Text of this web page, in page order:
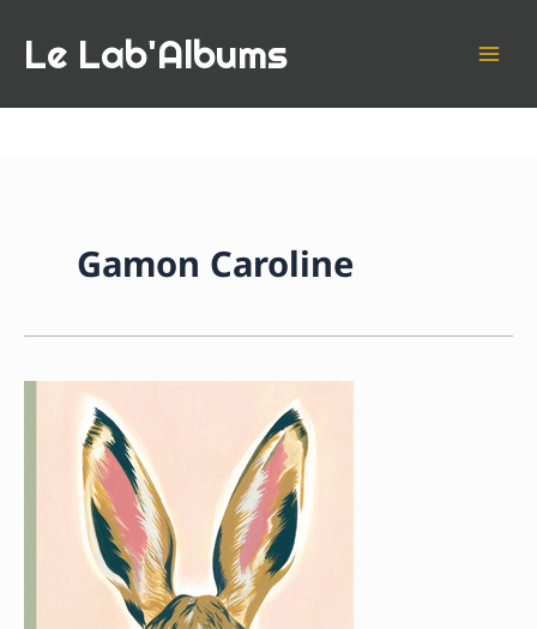
contenu
Le Lab'Albums
Gamon Caroline